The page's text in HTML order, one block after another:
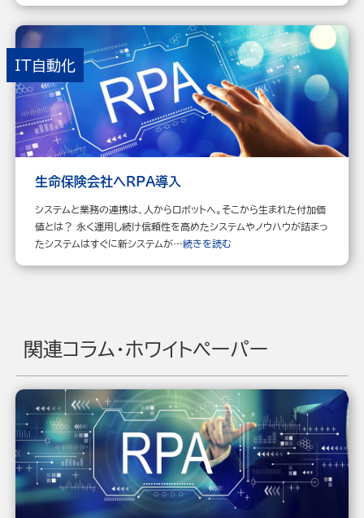
生命保険会社へRPA導入
システムと業務の連携は、人からロボットへ。そこから生まれた付加価
値とは？ 永く運用し続け信頼性を高めたシステムやノウハウが詰まっ
たシステムはすぐに新システムが…続きを読む
IT自動化
関連コラム・ホワイトペーパー